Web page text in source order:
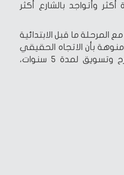
وأتواجد بالشارع أكثر
المرحلة ما قبل الابتدائية
بأن الاتجاه الحقيقي
للتمثيل كان من خلال الجامعة حيث درست مسرح وتسويق لمدة 5 سنوات،